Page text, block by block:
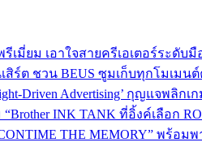
รีเมี่ยม เอาใจสายครีเอเตอร์ระดั
สิร์ต ชวน BEUS ซูมเก็บทุกโมเม
Driven Advertising’ กุญแจพลิกเ
INK TANK ที่อิ้งค์เลือก
THE MEMORY” พร้อ